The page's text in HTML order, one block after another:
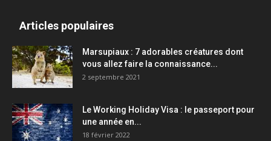
Articles populaires
Marsupiaux : 7 adorables créatures dont
vous allez faire la connaissance...
2 septembre 2021
Le Working Holiday Visa : le passeport pour
une année en...
18 février 2022